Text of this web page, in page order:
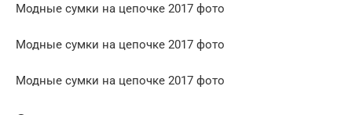
Модные сумки на цепочке 2017 фото
Модные сумки на цепочке 2017 фото
Модные сумки на цепочке 2017 фото